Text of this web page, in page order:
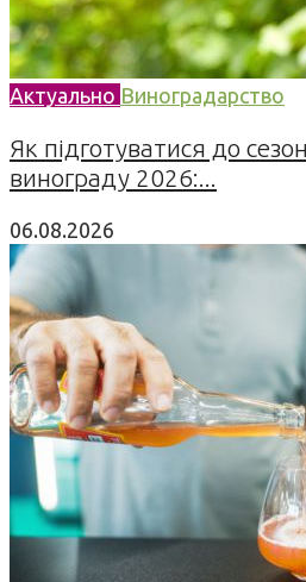
Актуально Виноградарство
Як підготуватися до
винограду 2026:...
06.08.2026